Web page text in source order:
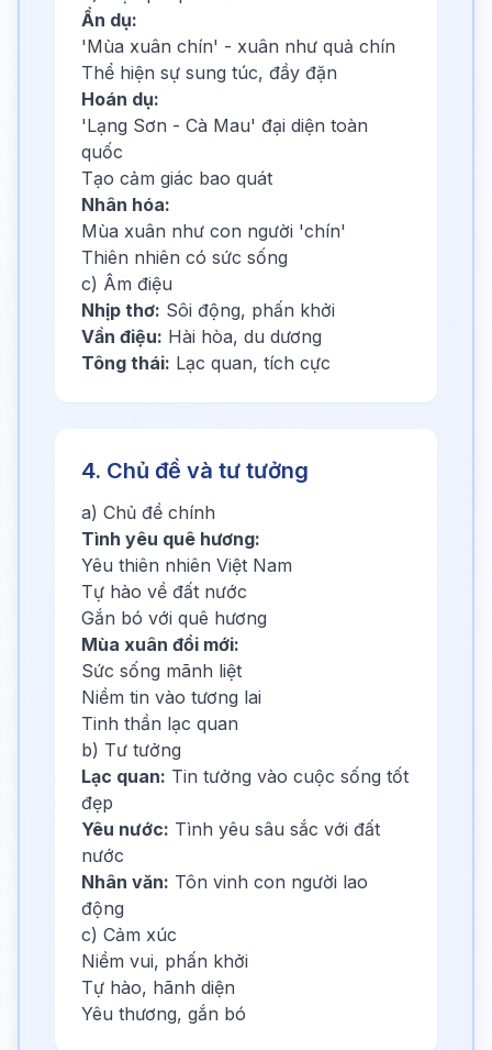
Ẩn dụ:
'Mùa xuân chín' - xuân như quả chín
Thể hiện sự sung túc, đầy đặn
Hoán dụ:
'Lạng Sơn - Cà Mau' đại diện toàn
quốc
Tạo cảm giác bao quát
Nhân hóa:
Mùa xuân như con người 'chín'
Thiên nhiên có sức sống
c) Âm điệu
Nhịp thơ: Sôi động, phấn khởi
Vần điệu: Hài hòa, du dương
Tông thái: Lạc quan, tích cực
4. Chủ đề và tư tưởng
a) Chủ đề chính
Tình yêu quê hương:
Yêu thiên nhiên Việt Nam
Tự hào về đất nước
Gắn bó với quê hương
Mùa xuân đổi mới:
Sức sống mãnh liệt
Niềm tin vào tương lai
Tinh thần lạc quan
b) Tư tưởng
Lạc quan: Tin tưởng vào cuộc sống tốt
đẹp
Yêu nước: Tình yêu sâu sắc với đất
nước
Nhân văn: Tôn vinh con người lao
động
c) Cảm xúc
Niềm vui, phấn khởi
Tự hào, hãnh diện
Yêu thương, gắn bó